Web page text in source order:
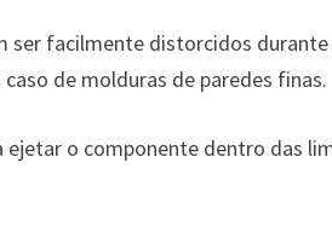
ser facilmente distorcidos durante
de molduras de paredes finas.
ejetar o componente dentro das